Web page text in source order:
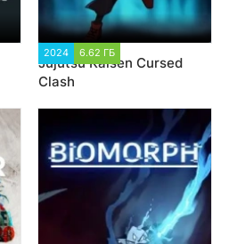
2024 6.62 ГБ
Jujutsu Kaisen Cursed
Clash